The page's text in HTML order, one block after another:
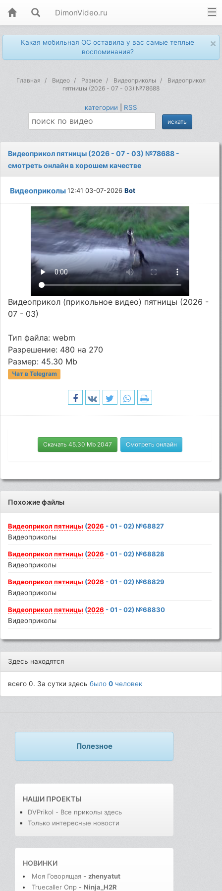
DimonVideo.ru
×
Какая мобильная ОС оставила у вас самые теплые
воспоминания?
Главная Видео Разное Видеоприколы
Видеоприкол
пятницы (2026 - 07 - 03) №78688
категории RSS
Видеоприкол пятницы (2026 - 07 - 03) №78688 -
смотреть онлайн в хорошем качестве
Видеоприколы12:41 03-07-2026Bot
Видеоприкол (прикольное видео) пятницы (2026 -
07 - 03)
Тип файла: webm
Разрешение: 480 на 270
Размер: 45.30 Mb
Чат в Telegram
Скачать 45.30 Mb 2047 Смотреть онлайн
Похожие файлы
Видеоприкол пятницы (2026 - 01 - 02) №68827
Видеоприколы
Видеоприкол пятницы (2026 - 01 - 02) №68828
Видеоприколы
Видеоприкол пятницы (2026 - 01 - 02) №68829
Видеоприколы
Видеоприкол пятницы (2026 - 01 - 02) №68830
Видеоприколы
Здесь находятся
всего 0. За сутки здесьбыло0 человек
Полезное
НАШИ ПРОЕКТЫ
DVPrikol - Все приколы здесь
Только интересные новости
НОВИНКИ
Моя Говорящая - zhenyatut
Truecaller Опр - Ninja_H2R